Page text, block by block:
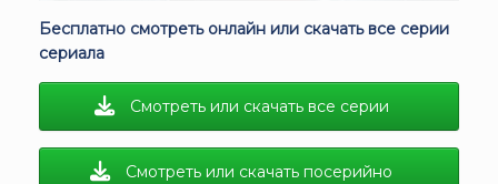
Бесплатно смотреть онлайн или скачать все серии
сериала
Смотреть или скачать все серии
Смотреть или скачать посерийно